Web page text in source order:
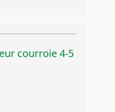
courroie 4-5